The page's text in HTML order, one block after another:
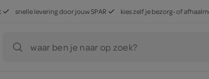
snelle levering door jouw SPAR kies zelf je bezorg- of
waar ben je naar op zoek?